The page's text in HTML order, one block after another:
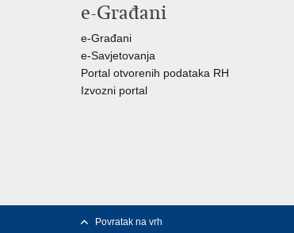
e-Građani
e-Građani
e-Savjetovanja
Portal otvorenih podataka RH
Izvozni portal
Povratak na vrh